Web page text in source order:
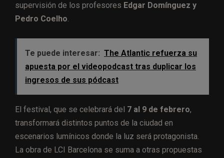
supervisión de los profesores Edgar Domínguez y
Pedro Coelho.
Te puede interesar: The Atlantic refuerza su
apuesta por el videopodcast tras duplicar los
ingresos de sus pódcast
El festival, que se celebrará del 7 al 9 de febrero,
transformará distintos puntos de la ciudad en
escenarios lumínicos donde la luz será protagonista.
La obra de LCI Barcelona se suma a otras propuestas